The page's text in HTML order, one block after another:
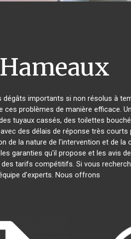
importants si non résolus à
problèmes de manière efficace. Un
tuyaux cassés, des toilettes
des délais de réponse très courts
de la nature de l'intervention et de la
garanties qu'il propose et les avis
tarifs compétitifs. Si vous
d'experts. Nous offrons